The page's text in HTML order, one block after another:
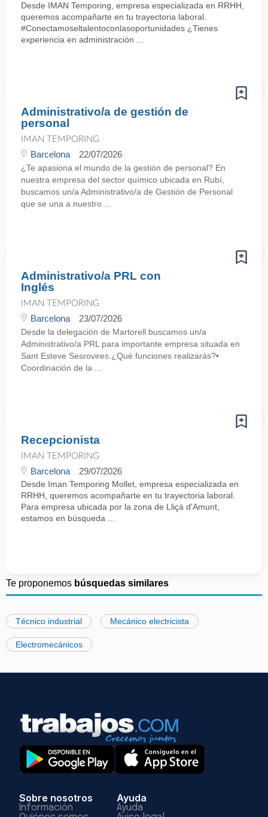
Desde IMAN Temporing, empresa especializada en RRHH,
queremos acompañarte en tu trayectoria laboral.
#Conectamoseltalentoconlasoportunidades ¿Tienes
experiencia en administración ...
Administrativo/a de gestión de
personal
IMAN TEMPORING
Barcelona 22/07/2026
¿Te apasiona el mundo de la gestión de personal? En
nuestra empresa del sector químico ubicada en Rubí,
buscamos un/a Administrativo/a de Gestión de Personal
que se una a nuestro ...
Administrativo/a PRL con
Inglés
IMAN TEMPORING
Barcelona 23/07/2026
Desde la delegación de Martorell buscamos un/a
Administrativo/a PRL para importante empresa situada en
Sant Esteve Sesrovires.¿Qué funciones realizarás?•
Coordinación de la ...
Recepcionista
IMAN TEMPORING
Barcelona 29/07/2026
Desde Iman Temporing Mollet, empresa especializada en
RRHH, queremos acompañarte en tu trayectoria laboral.
Para empresa ubicada por la zona de Lliçà d'Amunt,
estamos en búsqueda ...
Te proponemos búsquedas similares
Técnico industrial Mecánico electricista
Electromecánicos
Sobre nosotros
Información
Ayuda
Ayuda